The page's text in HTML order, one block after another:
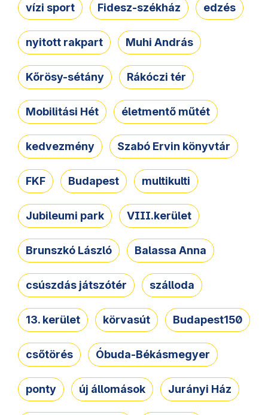
vízi sport Fidesz-székház edzés
nyitott rakpart Muhi András
Kőrösy-sétány Rákóczi tér
Mobilitási Hét életmentő műtét
kedvezmény Szabó Ervin könyvtár
FKF Budapest multikulti
Jubileumi park VIII.kerület
Brunszkó László Balassa Anna
csúszdás játszótér szálloda
13. kerület körvasút Budapest150
csőtörés Óbuda-Békásmegyer
ponty új állomások Jurányi Ház